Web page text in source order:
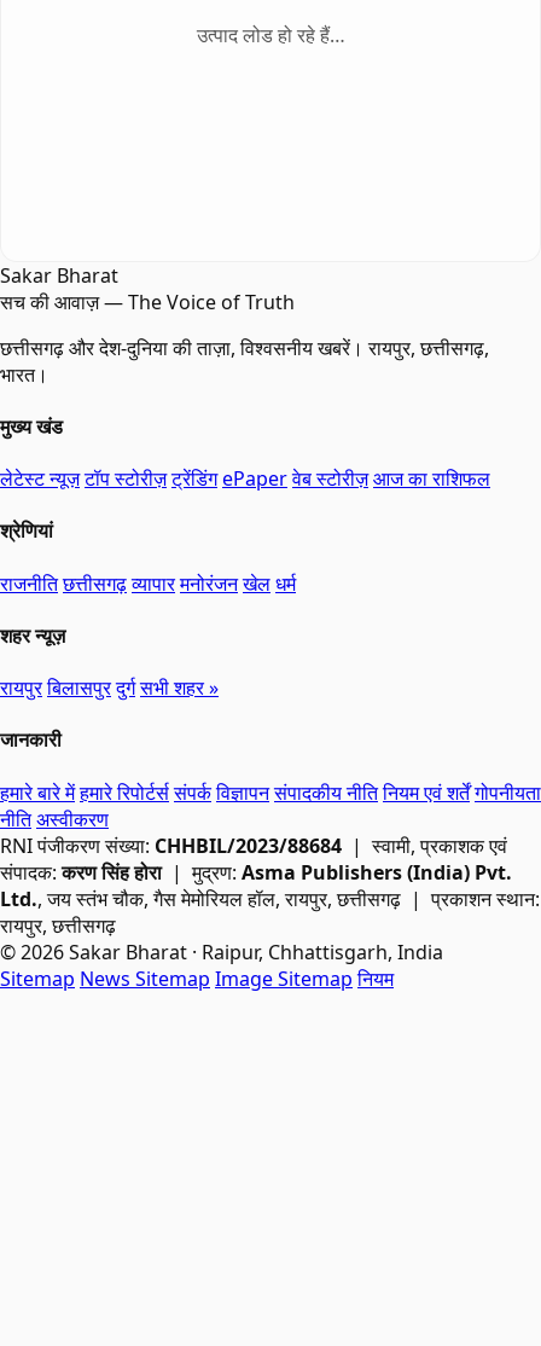
उत्पाद लोड हो रहे हैं…
Sakar Bharat
सच की आवाज़ — The Voice of Truth
छत्तीसगढ़ और देश-दुनिया की ताज़ा, विश्वसनीय खबरें। रायपुर, छत्तीसगढ़,
भारत।
मुख्य खंड
लेटेस्ट न्यूज़टॉप स्टोरीज़ट्रेंडिंगePaperवेब स्टोरीज़आज का राशिफल
श्रेणियां
राजनीतिछत्तीसगढ़व्यापारमनोरंजनखेलधर्म
शहर न्यूज़
रायपुरबिलासपुरदुर्गसभी शहर »
जानकारी
हमारे बारे मेंहमारे रिपोर्टर्ससंपर्कविज्ञापनसंपादकीय नीतिनियम एवं शर्तेंगोपनीयता
नीतिअस्वीकरण
RNIपंजीकरण संख्या: CHHBIL/2023/88684 | स्वामी, प्रकाशक एवं
संपादक:करण सिंह होरा| मुद्रण: Asma Publishers (India) Pvt.
Ltd., जय स्तंभ चौक, गैस मेमोरियल हॉल, रायपुर, छत्तीसगढ़ | प्रकाशन स्थान:
रायपुर, छत्तीसगढ़
© 2026 Sakar Bharat · Raipur, Chhattisgarh, India
Sitemap News Sitemap Image Sitemap नियम